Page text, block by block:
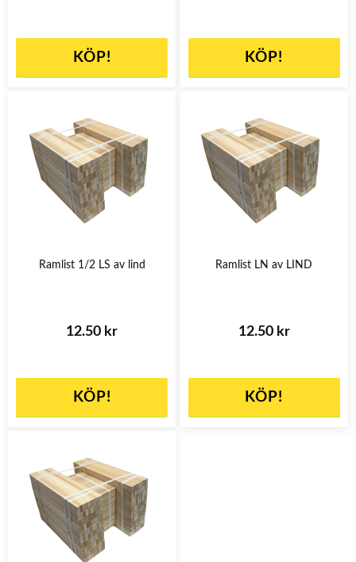
KÖP! KÖP!
Ramlist 1/2 LS av lind
12.50 kr
KÖP!
Ramlist LN av LIND
12.50 kr
KÖP!